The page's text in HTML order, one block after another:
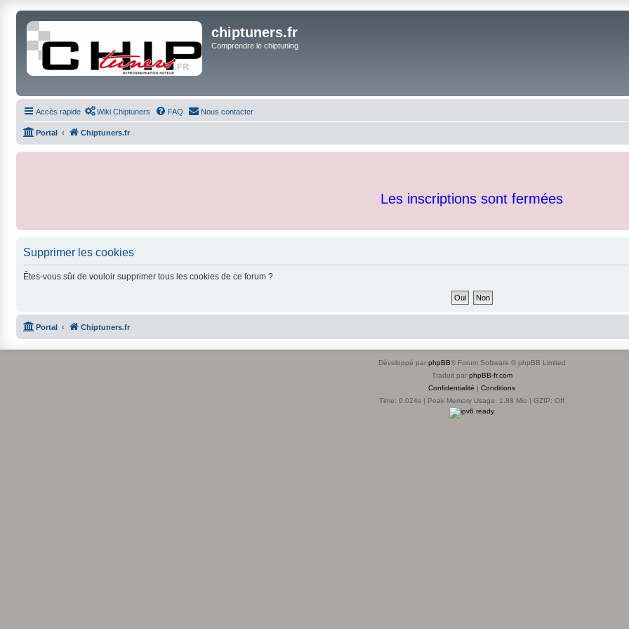
chiptuners.fr
Comprendre le chiptuning
Accès rapide Wiki Chiptuners FAQ Nous contacter
Portal Chiptuners.fr
Les inscriptions sont fermées
Supprimer les cookies
Êtes-vous sûr de vouloir supprimer tous les cookies de ce forum ?
Portal Chiptuners.fr
Développé par phpBB® Forum Software © phpBB Limited
Traduit par phpBB-fr.com
Confidentialité | Conditions
Time: 0.024s | Peak Memory Usage: 1.88 Mio | GZIP: Off